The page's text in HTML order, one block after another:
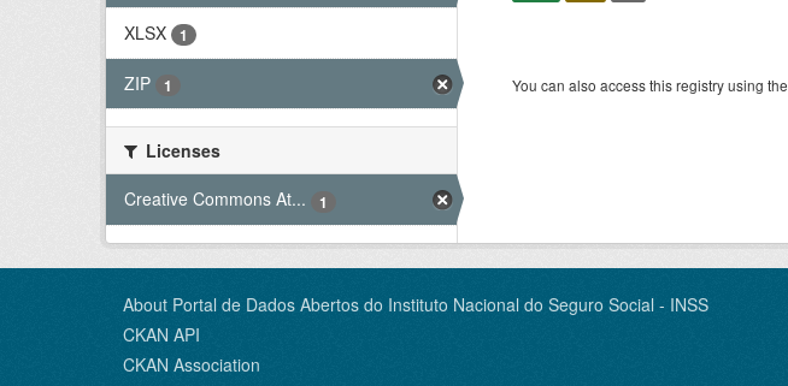
XLSX 1
ZIP 1
Licenses
Creative Commons At...
1
You can also access this registry using the
About Portal de Dados Abertos do Instituto Nacional do Seguro Social - INSS
CKAN API
CKAN Association